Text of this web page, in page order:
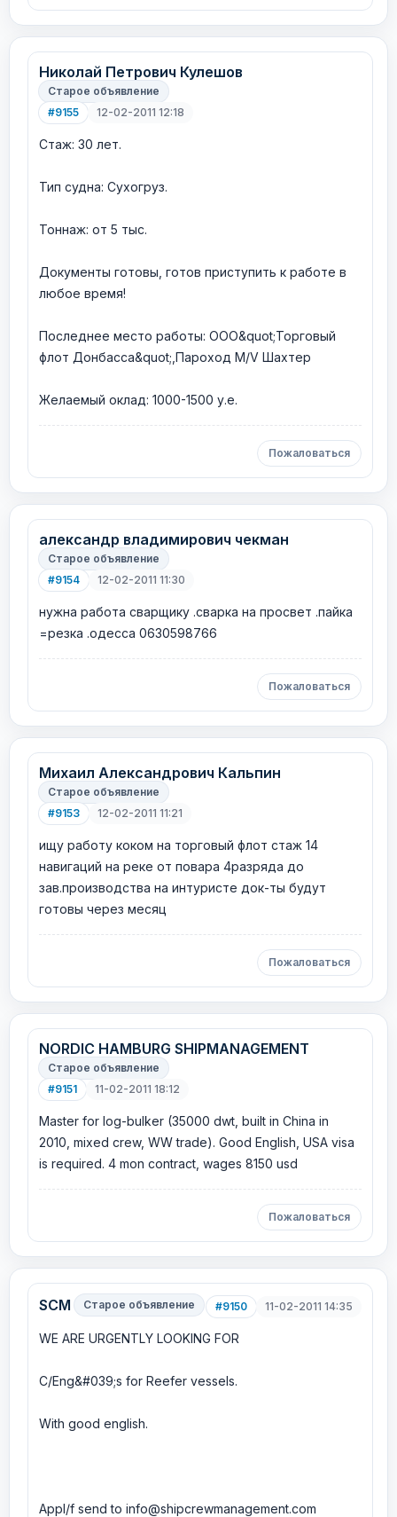
Николай Петрович Кулешов
Старое объявление
#9155
12-02-2011 12:18
Стаж: 30 лет.
Тип судна: Сухогруз.
Тоннаж: от 5 тыс.
Документы готовы, готов приступить к работе в
любое время!
Последнее место работы: ООО&quot;Торговый
флот Донбасса&quot;,Пароход M/V Шахтер
Желаемый оклад: 1000-1500 у.е.
Пожаловаться
александр владимирович чекман
Старое объявление
#9154
12-02-2011 11:30
нужна работа сварщику .сварка на просвет .пайка
=резка .одесса 0630598766
Пожаловаться
Михаил Александрович Кальпин
Старое объявление
#9153
12-02-2011 11:21
ищу работу коком на торговый флот стаж 14
навигаций на реке от повара 4разряда до
зав.производства на интуристе док-ты будут
готовы через месяц
Пожаловаться
NORDIC HAMBURG SHIPMANAGEMENT
Старое объявление
#9151
11-02-2011 18:12
Master for log-bulker (35000 dwt, built in China in
2010, mixed crew, WW trade). Good English, USA visa
is required. 4 mon contract, wages 8150 usd
Пожаловаться
SCM Старое объявление #9150 11-02-2011 14:35
WE ARE URGENTLY LOOKING FOR
C/Eng&#039;s for Reefer vessels.
With good english.
Appl/f send to info@shipcrewmanagement.com